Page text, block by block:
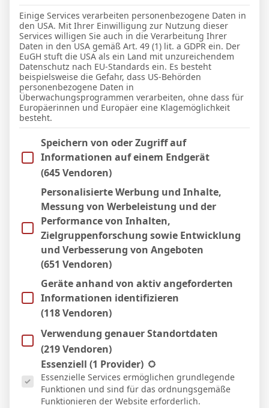
Pokal
1 1 120′
LETZTE BEGEGNUNGEN
Datum Ergebnis
26 Aug. 2025
Heim
U
3:3
FacebookTwitter Pinterest LinkedInTumblr Email
M. Marie L. Szabo
Micha Sassie
Website
Einige Services verarbeiten personenbezogene Daten in
den USA. Mit Ihrer Einwilligung zur Nutzung dieser
Services willigen Sie auch in die Verarbeitung Ihrer
Daten in den USA gemäß Art. 49 (1) lit. a GDPR ein. Der
EuGH stuft die USA als ein Land mit unzureichendem
Datenschutz nach EU-Standards ein. Es besteht
beispielsweise die Gefahr, dass US-Behörden
personenbezogene Daten in
Überwachungsprogrammen verarbeiten, ohne dass für
Europäerinnen und Europäer eine Klagemöglichkeit
besteht.
Im Folgenden finden Sie eine Liste der Zwecke des IAB
Speichern von oder Zugriff auf
Informationen auf einem Endgerät
(645 Vendoren)
Personalisierte Werbung und Inhalte,
Messung von Werbeleistung und der
Performance von Inhalten,
Zielgruppenforschung sowie Entwicklung
und Verbesserung von Angeboten
(651 Vendoren)
Geräte anhand von aktiv angeforderten
Informationen identifizieren
(118 Vendoren)
Verwendung genauer Standortdaten
(219 Vendoren)
Es folgt eine Liste der Service-Gruppen, für die eine
Essenziell (1 Provider)
Essenzielle Services ermöglichen grundlegende
Funktionen und sind für das ordnungsgemäße
Funktionieren der Website erforderlich.